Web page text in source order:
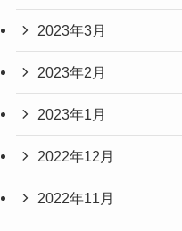
2023年3月
2023年2月
2023年1月
2022年12月
2022年11月